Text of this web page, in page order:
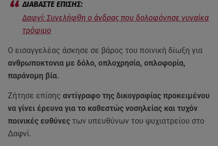
Δαφνί: Συνελήφθη ο άνδρας που δολοφόνησε γυναίκα
τρόφιμο
Ο εισαγγελέας άσκησε σε βάρος του ποινική δίωξη για
ανθρωποκτονια με δόλο, οπλοχρησία, οπλοφορία,
παράνομη βία.
Ζήτησε επίσης αντίγραφο της δικογραφίας προκειμένου
να γίνει έρευνα για το καθεστώς νοσηλείας και τυχόν
ποινικές ευθύνες των υπευθύνων του ψυχιατρείου στο
Δαφνί.